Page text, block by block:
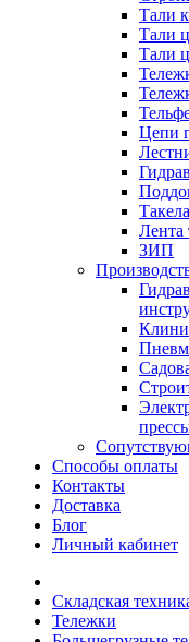
Тали
Тали
Тали
Цепи
Лента
ЗИП
Способы оплаты
Контакты
Доставка
Блог
Личный кабинет
Складская
Тележки